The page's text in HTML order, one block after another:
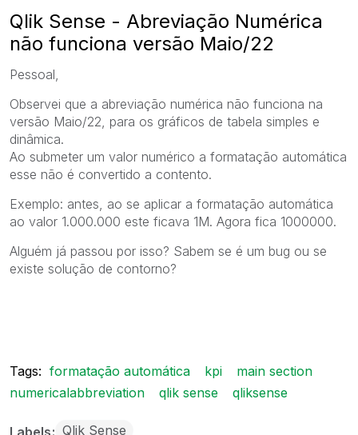
Qlik Sense - Abreviação Numérica
não funciona versão Maio/22
Pessoal,
Observei que a abreviação numérica não funciona na
versão Maio/22, para os gráficos de tabela simples e
dinâmica.
Ao submeter um valor numérico a formatação automática
esse não é convertido a contento.
Exemplo: antes, ao se aplicar a formatação automática
ao valor 1.000.000 este ficava 1M. Agora fica 1000000.
Alguém já passou por isso? Sabem se é um bug ou se
existe solução de contorno?
Tags: formatação automática kpi
main section
numericalabbreviation
qlik sense qliksense
Labels Qlik Sense